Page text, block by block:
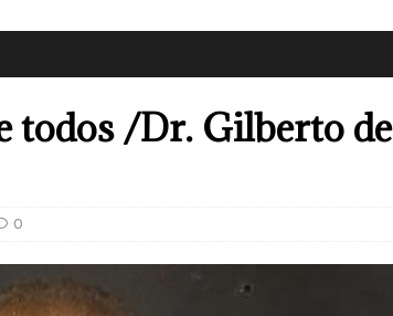
todos /Dr. Gilberto de
0